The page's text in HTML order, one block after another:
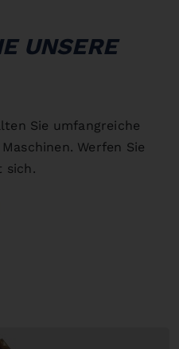
UNSERE
Sie umfangreiche
Werfen Sie
sich.